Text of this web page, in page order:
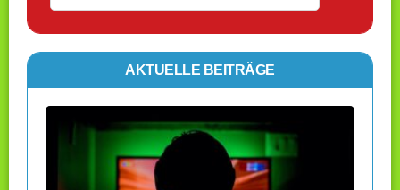
AKTUELLE BEITRÄGE